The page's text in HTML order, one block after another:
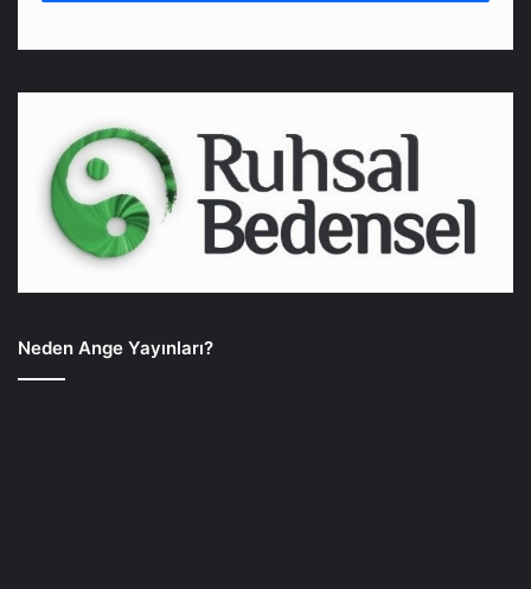
Neden Ange Yayınları?